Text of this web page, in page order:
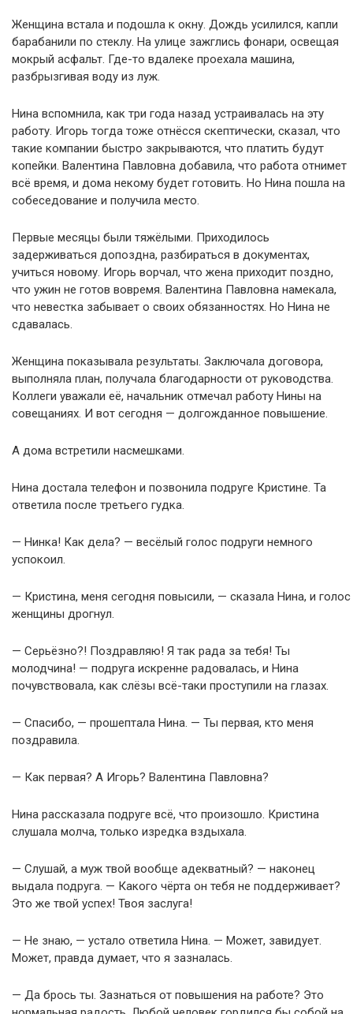
Женщина встала и подошла к окну. Дождь усилился, капли
барабанили по стеклу. На улице зажглись фонари, освещая
мокрый асфальт. Где-то вдалеке проехала машина,
разбрызгивая воду из луж.
Нина вспомнила, как три года назад устраивалась на эту
работу. Игорь тогда тоже отнёсся скептически, сказал, что
такие компании быстро закрываются, что платить будут
копейки. Валентина Павловна добавила, что работа отнимет
всё время, и дома некому будет готовить. Но Нина пошла на
собеседование и получила место.
Первые месяцы были тяжёлыми. Приходилось
задерживаться допоздна, разбираться в документах,
учиться новому. Игорь ворчал, что жена приходит поздно,
что ужин не готов вовремя. Валентина Павловна намекала,
что невестка забывает о своих обязанностях. Но Нина не
сдавалась.
Женщина показывала результаты. Заключала договора,
выполняла план, получала благодарности от руководства.
Коллеги уважали её, начальник отмечал работу Нины на
совещаниях. И вот сегодня — долгожданное повышение.
А дома встретили насмешками.
Нина достала телефон и позвонила подруге Кристине. Та
ответила после третьего гудка.
— Нинка! Как дела? — весёлый голос подруги немного
успокоил.
— Кристина, меня сегодня повысили, — сказала Нина, и голос
женщины дрогнул.
— Серьёзно?! Поздравляю! Я так рада за тебя! Ты
молодчина! — подруга искренне радовалась, и Нина
почувствовала, как слёзы всё-таки проступили на глазах.
— Спасибо, — прошептала Нина. — Ты первая, кто меня
поздравила.
— Как первая? А Игорь? Валентина Павловна?
Нина рассказала подруге всё, что произошло. Кристина
слушала молча, только изредка вздыхала.
— Слушай, а муж твой вообще адекватный? — наконец
выдала подруга. — Какого чёрта он тебя не поддерживает?
Это же твой успех! Твоя заслуга!
— Не знаю, — устало ответила Нина. — Может, завидует.
Может, правда думает, что я зазналась.
— Да брось ты. Зазнаться от повышения на работе? Это